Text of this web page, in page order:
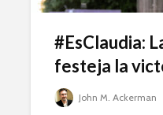
#EsClaudia:
festeja la
John M. Ackerman